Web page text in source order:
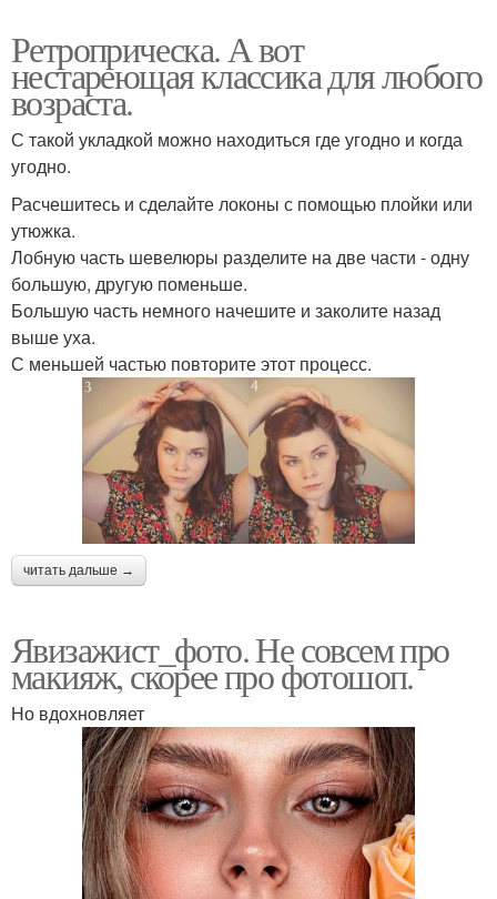
Ретроприческа. А вот
нестареющая классика для любого
возраста.
С такой укладкой можно находиться где угодно и когда
угодно.
Расчешитесь и сделайте локоны с помощью плойки или
утюжка.
Лобную часть шевелюры разделите на две части - одну
большую, другую поменьше.
Большую часть немного начешите и заколите назад
выше уха.
С меньшей частью повторите этот процесс.
читать дальше →
Явизажист_фото. Не совсем про
макияж, скорее про фотошоп.
Но вдохновляет